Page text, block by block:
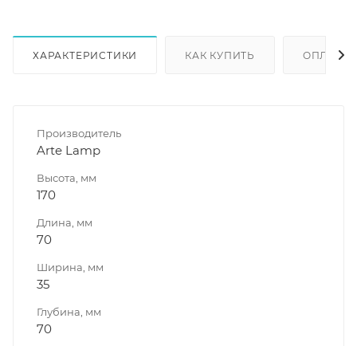
ХАРАКТЕРИСТИКИ КАК КУПИТЬ ОПЛАТА
Производитель
Arte Lamp
Высота, мм
170
Длина, мм
70
Ширина, мм
35
Глубина, мм
70